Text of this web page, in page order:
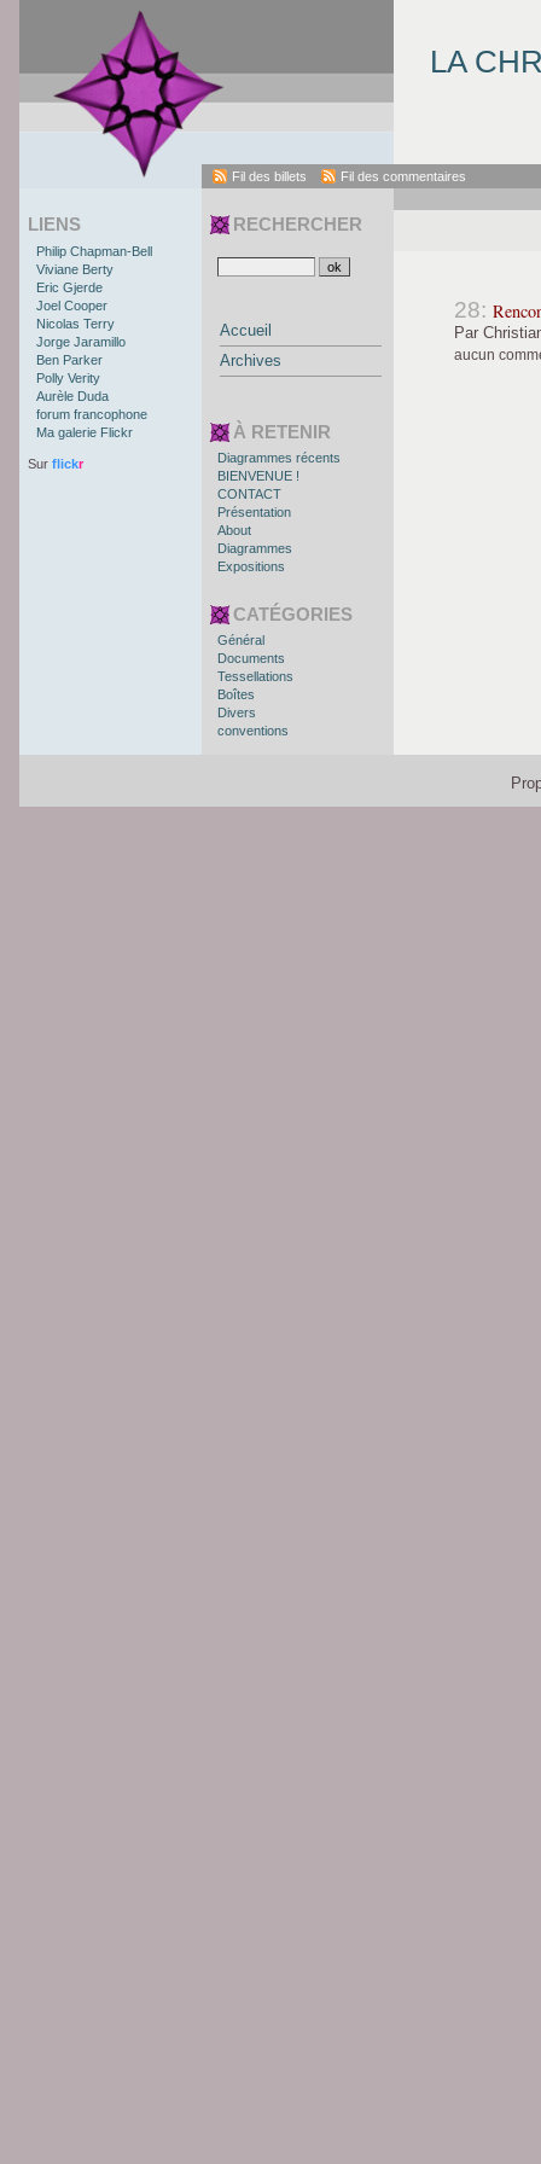
LA
28:
Par
aucun
RECHERCHER
Accueil
Archives
À RETENIR
Diagrammes récents
BIENVENUE !
CONTACT
Présentation
About
Diagrammes
Expositions
CATÉGORIES
Général
Documents
Tessellations
Boîtes
Divers
conventions
Fil des billets Fil des commentaires
LIENS
Philip Chapman-Bell
Viviane Berty
Eric Gjerde
Joel Cooper
Nicolas Terry
Jorge Jaramillo
Ben Parker
Polly Verity
Aurèle Duda
forum francophone
Ma galerie Flickr
Sur flickr